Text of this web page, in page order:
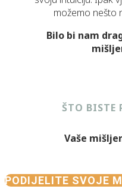
možemo nešto
Bilo bi nam
ŠTO BISTE
Vaše
PODIJELITE SVOJE